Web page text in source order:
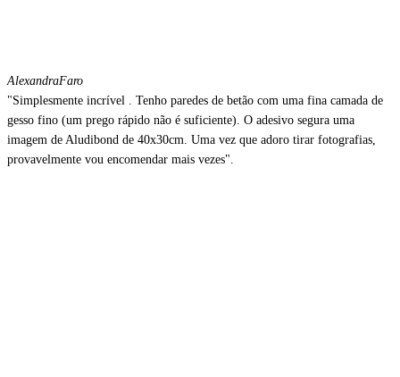
AlexandraFaro
"Simplesmente incrível . Tenho paredes de betão com uma fina camada de
gesso fino (um prego rápido não é suficiente). O adesivo segura uma
imagem de Aludibond de 40x30cm. Uma vez que adoro tirar fotografias,
provavelmente vou encomendar mais vezes".